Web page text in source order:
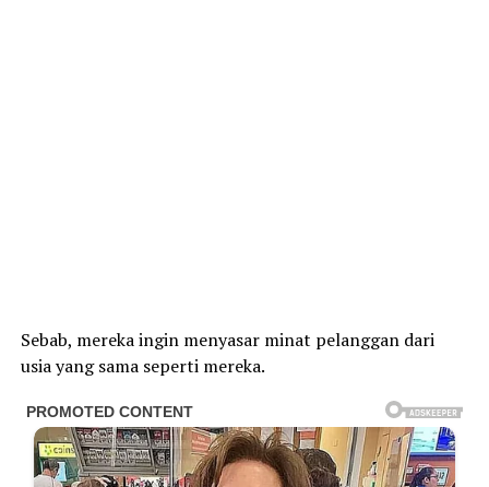
Sebab, mereka ingin menyasar minat pelanggan dari
usia yang sama seperti mereka.